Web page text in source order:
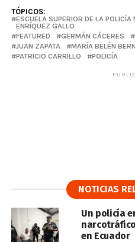
TÓPICOS:
ESCUELA SUPERIOR DE LA
ENRÍQUEZ GALLO
FEATURED
GERMÁN CÁCERES
JUAN ZAPATA
MARÍA BELÉN
PATRICIO CARRILLO
POLICÍA
NOTICIAS
Un policía
en Ecuador